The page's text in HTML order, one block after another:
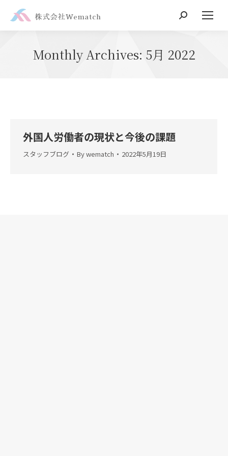
Search:
Monthly Archives: 5月 2022
外国人労働者の現状と今後の課題
スタッフブログ Bywematch 2022年5月19日